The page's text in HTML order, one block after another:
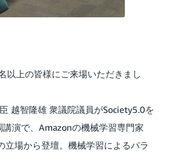
以上の皆様にご来場いただきまし
越智隆雄 衆議院議員がSociety5.0を
演で、Amazonの機械学習専門家
場から登壇。機械学習によるパラ